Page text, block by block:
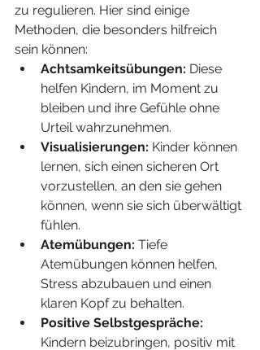
zu regulieren. Hier sind einige
Methoden, die besonders hilfreich
sein können:
Achtsamkeitsübungen: Diese
helfen Kindern, im Moment zu
bleiben und ihre Gefühle ohne
Urteil wahrzunehmen.
Visualisierungen: Kinder können
lernen, sich einen sicheren Ort
vorzustellen, an den sie gehen
können, wenn sie sich überwältigt
fühlen.
Atemübungen: Tiefe
Atemübungen können helfen,
Stress abzubauen und einen
klaren Kopf zu behalten.
Positive Selbstgespräche:
Kindern beizubringen, positiv mit